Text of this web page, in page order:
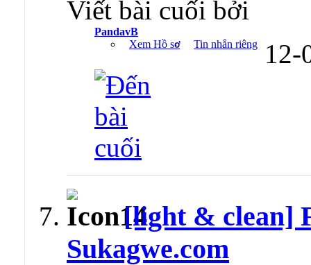
Viết bài cuối bởi
PandavB
Xem Hồ sơ
Tin nhắn riêng
[light & clean]
Sukagwe.com